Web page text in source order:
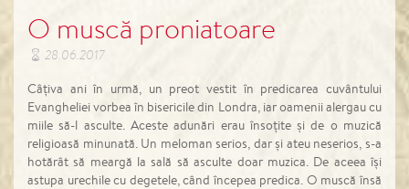
O muscă proniatoare
28.06.2017
Câțiva ani în urmă, un preot vestit în predicarea cuvântului
Evangheliei vorbea în bisericile din Londra, iar oamenii alergau cu
miile să-l asculte. Aceste adunări erau însoțite și de o muzică
religioasă minunată. Un meloman serios, dar și ateu neserios, s-a
hotărât să meargă la sală să asculte doar muzica. De aceea își
astupa urechile cu degetele, când începea predica. O muscă însă